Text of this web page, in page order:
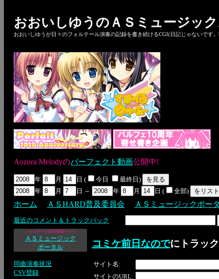
おおいしゆうのＡＳミュージッ
おおいしゆうが日々のフォルテール演奏の記録を書き続けるCGI(日記じゃないです
Aozora Melodyのパーフェクト動画公開中!
年 月 日 ( 今日
最終日)
年
月 日 ～ 年 月 日 ( 全部)
ホーム ＡＳHARD普及委員会 ＡＳミュージックポー
最近のコメント＆トラックバック
フォルテール総合情報サイト
ＡＳミュージック
ポータル
同曲演奏状況
CSV登録
コミケ前日なのでにトラッ
サイト名:
サイトのURL: